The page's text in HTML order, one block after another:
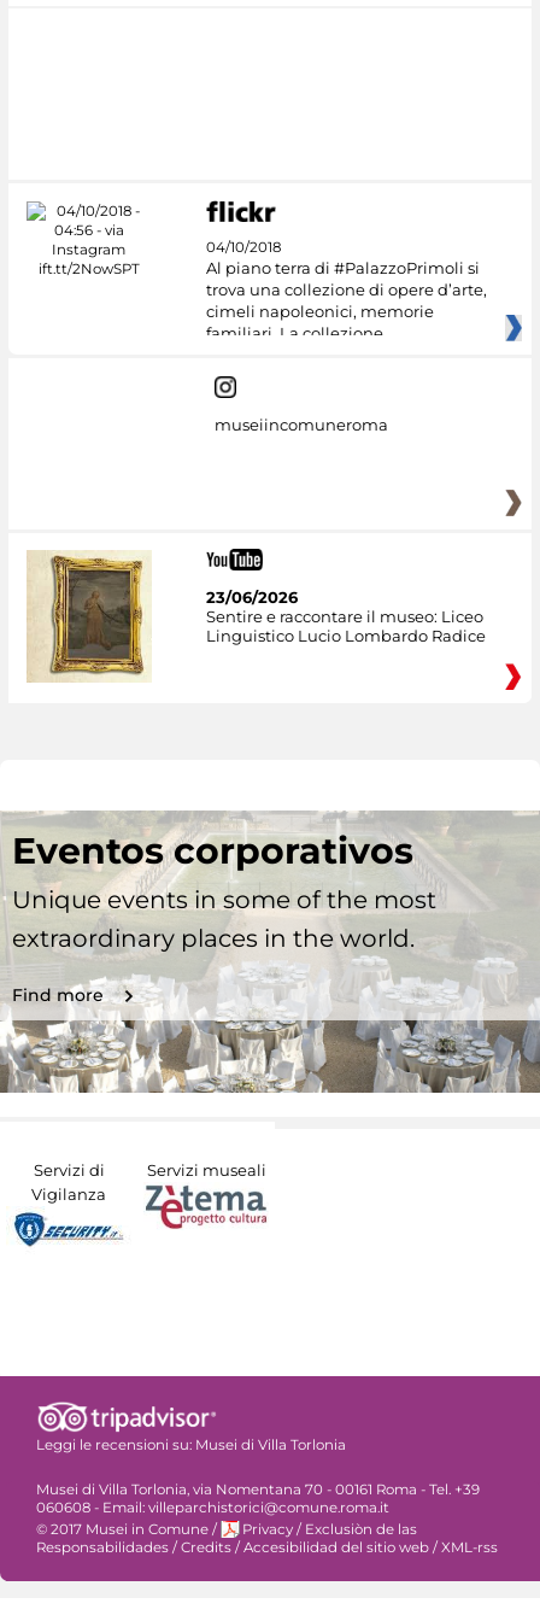
04/10/2018
Al piano terra di #PalazzoPrimoli si
trova una collezione di opere d’arte,
cimeli napoleonici, memorie
familiari. La collezione
museiincomuneroma
23/06/2026
Sentire e raccontare il museo: Liceo
Linguistico Lucio Lombardo Radice
Eventos corporativos
Unique events in some of the most
extraordinary places in the world.
Find more
Servizi di
Vigilanza
Servizi museali
Leggi le recensioni su: Musei di Villa Torlonia
Musei di Villa Torlonia, via Nomentana 70 - 00161 Roma - Tel. +39
060608 - Email: villeparchistorici@comune.roma.it
© 2017 Musei in Comune / Privacy / Exclusiòn de las
Responsabilidades /Credits /Accesibilidad del sitio web /XML-rss